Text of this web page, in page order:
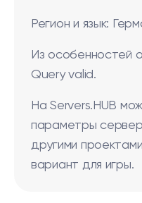
Регион и язык:
Из особенностей
Query valid.
На Servers.HUB
параметры
другими
вариант для игры.